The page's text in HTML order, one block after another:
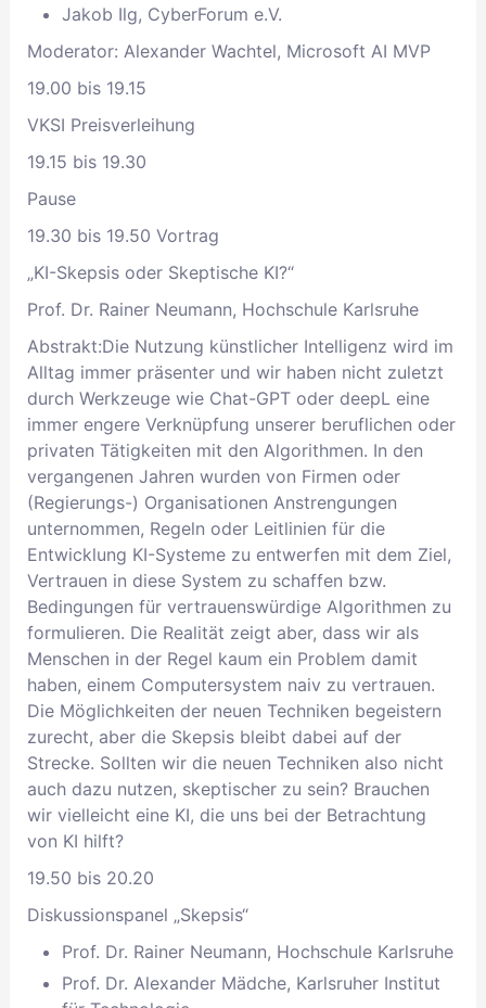
Jakob Ilg, CyberForum e.V.
Moderator: Alexander Wachtel, Microsoft AI MVP
19.00 bis 19.15
VKSI Preisverleihung
19.15 bis 19.30
Pause
19.30 bis 19.50 Vortrag
„KI-Skepsis oder Skeptische KI?“
Prof. Dr. Rainer Neumann, Hochschule Karlsruhe
Abstrakt:Die Nutzung künstlicher Intelligenz wird im
Alltag immer präsenter und wir haben nicht zuletzt
durch Werkzeuge wie Chat-GPT oder deepL eine
immer engere Verknüpfung unserer beruflichen oder
privaten Tätigkeiten mit den Algorithmen. In den
vergangenen Jahren wurden von Firmen oder
(Regierungs-) Organisationen Anstrengungen
unternommen, Regeln oder Leitlinien für die
Entwicklung KI-Systeme zu entwerfen mit dem Ziel,
Vertrauen in diese System zu schaffen bzw.
Bedingungen für vertrauenswürdige Algorithmen zu
formulieren. Die Realität zeigt aber, dass wir als
Menschen in der Regel kaum ein Problem damit
haben, einem Computersystem naiv zu vertrauen.
Die Möglichkeiten der neuen Techniken begeistern
zurecht, aber die Skepsis bleibt dabei auf der
Strecke. Sollten wir die neuen Techniken also nicht
auch dazu nutzen, skeptischer zu sein? Brauchen
wir vielleicht eine KI, die uns bei der Betrachtung
von KI hilft?
19.50 bis 20.20
Diskussionspanel „Skepsis“
Prof. Dr. Rainer Neumann, Hochschule Karlsruhe
Prof. Dr. Alexander Mädche, Karlsruher Institut